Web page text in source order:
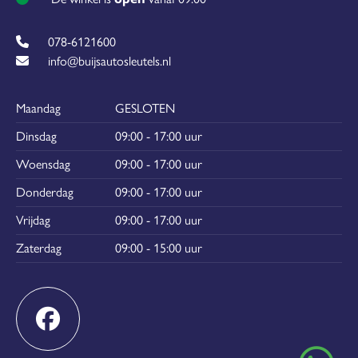
078-6121600
info@buijsautosleutels.nl
Maandag
GESLOTEN
Dinsdag
09:00 - 17:00 uur
Woensdag
09:00 - 17:00 uur
Donderdag
09:00 - 17:00 uur
Vrijdag
09:00 - 17:00 uur
Zaterdag
09:00 - 15:00 uur